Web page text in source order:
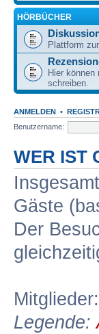
HÖRBÜCHER
Plattform
Hier
schreiben.
ANMELDEN •
Benutzername:
WER IST
Gäste
Der
Legende: